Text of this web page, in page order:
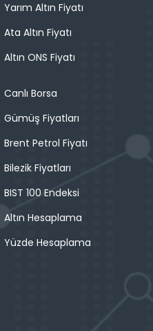
Yarım Altın Fiyatı
Ata Altın Fiyatı
Altın ONS Fiyatı
Canlı Borsa
Gümüş Fiyatları
Brent Petrol Fiyatı
Bilezik Fiyatları
BIST 100 Endeksi
Altın Hesaplama
Yüzde Hesaplama